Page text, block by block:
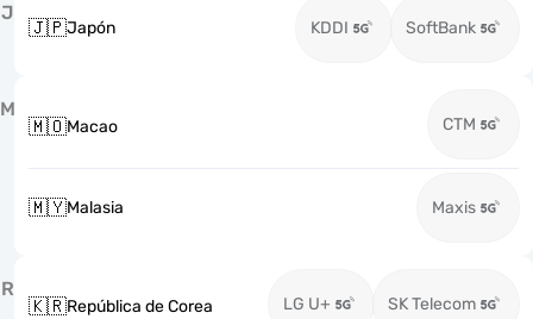
J
🇯🇵Japón KDDI SoftBank
M
🇲🇴Macao CTM
🇲🇾Malasia Maxis
R
🇰🇷República de Corea LG U+ SK Telecom